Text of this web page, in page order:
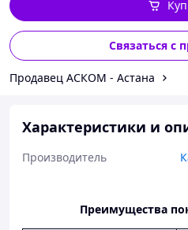
Связаться с
Продавец АСКОМ - Астана
Характеристики и
Производитель
Преимущества